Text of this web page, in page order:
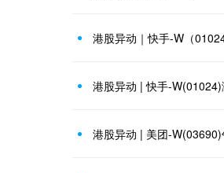
港股异动｜快手-W（